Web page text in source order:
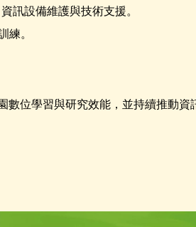
訊設備維護與技術支援。
練。
位學習與研究效能，並持續推動資